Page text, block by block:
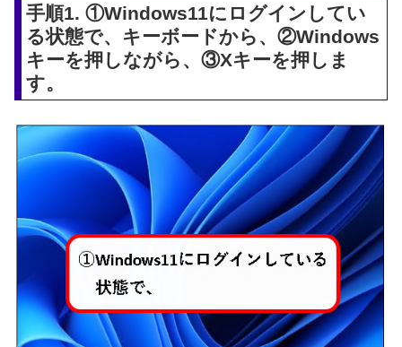
手順1. ①Windows11にログインしてい
る状態で、キーボードから、②Windows
キーを押しながら、③Xキーを押しま
す。